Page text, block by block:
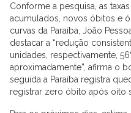
Conforme a pesquisa, as
acumulados, novos óbitos e
curvas da Paraíba, João
destacar a “redução
unidades, respectivamente,
aproximadamente”, afirma o
seguida a Paraíba registra
registrar zero óbito após oito